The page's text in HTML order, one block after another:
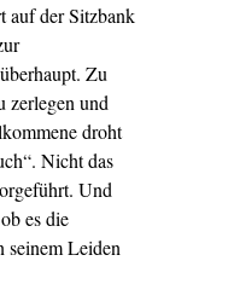
auf der Sitzbank
Zu
zerlegen und
droht
Nicht das
Und
es die
seinem Leiden